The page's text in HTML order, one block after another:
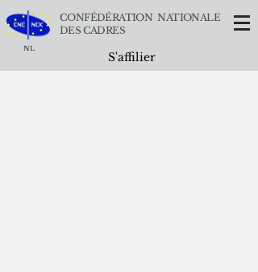
NL
CONFÉDÉRATION NATIONALE
DES CADRES
S'affilier